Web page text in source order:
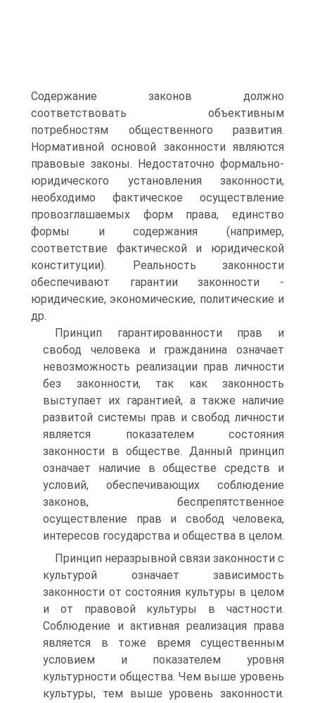
Содержание законов должно
соответствовать объективным
потребностям общественного развития.
Нормативной основой законности являются
правовые законы. Недостаточно формально-
юридического установления законности,
необходимо фактическое осуществление
провозглашаемых форм права, единство
формы и содержания (например,
соответствие фактической и юридической
конституции). Реальность законности
обеспечивают гарантии законности -
юридические, экономические, политические и
др.
Принцип гарантированности прав и
свобод человека и гражданина означает
невозможность реализации прав личности
без законности, так как законность
выступает их гарантией, а также наличие
развитой системы прав и свобод личности
является показателем состояния
законности в обществе. Данный принцип
означает наличие в обществе средств и
условий, обеспечивающих соблюдение
законов, беспрепятственное
осуществление прав и свобод человека,
интересов государства и общества в целом.
Принцип неразрывной связи законности с
культурой означает зависимость
законности от состояния культуры в целом
и от правовой культуры в частности.
Соблюдение и активная реализация права
является в тоже время существенным
условием и показателем уровня
культурности общества. Чем выше уровень
культуры, тем выше уровень законности.